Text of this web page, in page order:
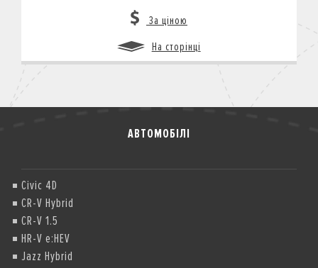
За ціною
На сторінці
АВТОМОБІЛІ
Civic 4D
CR-V Hybrid
CR-V 1.5
HR-V e:HEV
Jazz Hybrid